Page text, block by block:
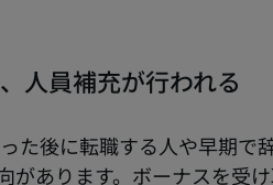
人員補充が行われる
た後に転職する人や早期で
があります。ボーナスを受